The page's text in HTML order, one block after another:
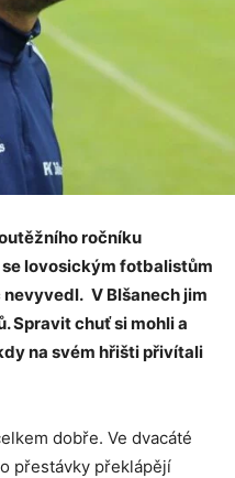
ročníku
lovosickým fotbalistům
nevyvedl. V Blšanech jim
Spravit chuť si mohli a
na svém hřišti přivítali
dobře. Ve dvacáté
přestávky překlápějí